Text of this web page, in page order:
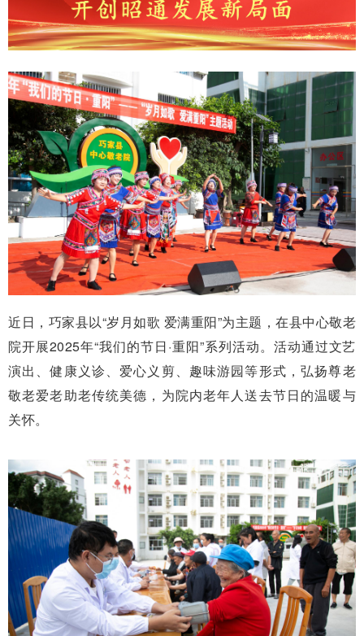
近日，巧家县以“岁月如歌 爱满重阳”为主题，在县中心敬老
院开展2025年“我们的节日·重阳”系列活动。活动通过文艺
演出、健康义诊、爱心义剪、趣味游园等形式，弘扬尊老
敬老爱老助老传统美德，为院内老年人送去节日的温暖与
关怀。